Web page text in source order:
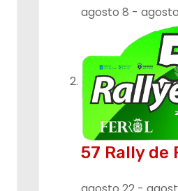
agosto 8 -
57 Rally de